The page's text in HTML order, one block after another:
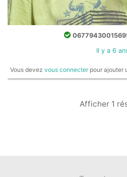
Il y a 6
Vous devezvous connecterpour ajouter
Afficher 1